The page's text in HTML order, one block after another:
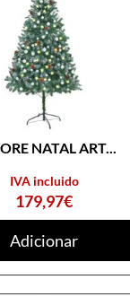
NATAL ART...
179,97€
IVA incluido
Adicionar